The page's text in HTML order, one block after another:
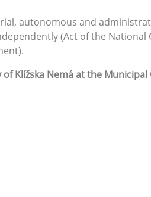
autonomous and
(Act of the National
Klížska Nemá at the Municipal